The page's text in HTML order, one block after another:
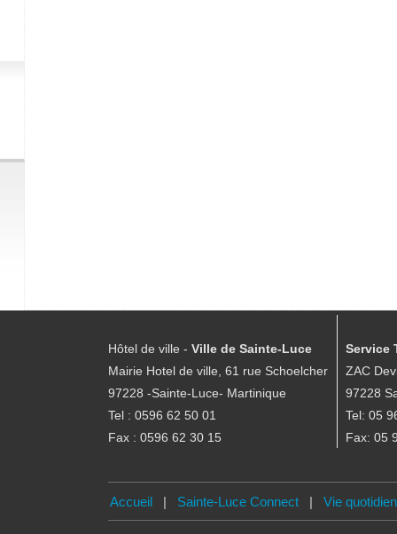
Hôtel de ville - Ville de Sainte-Luce
Mairie Hotel de ville, 61 rue Schoelcher
97228 -Sainte-Luce- Martinique
Tel : 0596 62 50 01
Fax : 0596 62 30 15
Service
ZAC
97228
Tel: 05
Fax: 05
Accueil| Sainte-Luce Connect| Vie